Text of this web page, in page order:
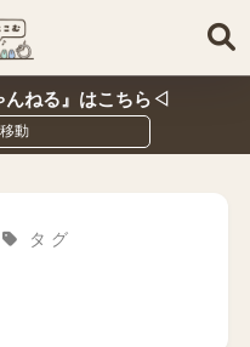
ねる』はこちら◁
タグ